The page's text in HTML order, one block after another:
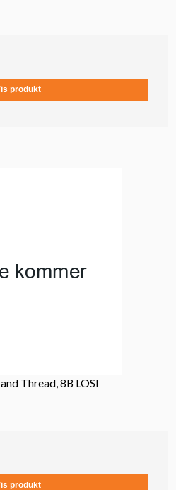
produkt
Thread, 8B LOSI
produkt